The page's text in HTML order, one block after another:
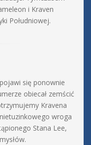
i Kraven
Południowej.
się ponownie
obiecał zemścić
Kravena
wroga
Stana Lee,